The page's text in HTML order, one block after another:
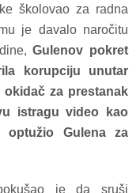
školovao za radna
je davalo naročitu
Gulenov pokret
korupciju unutar
za prestanak
istragu video kao
Gulena za
je da sruši